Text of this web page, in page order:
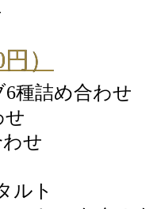
）
種詰め合わせ
せ
せ
ルト